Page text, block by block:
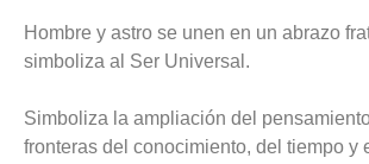
Hombre y astro se unen en un abrazo
simboliza al Ser Universal.
Simboliza la ampliación del
fronteras del conocimiento, del tiempo y